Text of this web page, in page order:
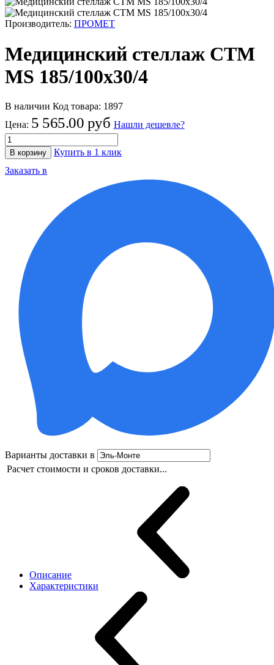
Производитель: ПРОМЕТ
Медицинский стеллаж СТМ
MS 185/100х30/4
В наличии Код товара: 1897
Цена: 5 565.00 руб Нашли дешевле?
В корзину
Купить в 1 клик
Заказать в
Варианты доставки в
Расчет стоимости и сроков доставки...
Описание
Характеристики